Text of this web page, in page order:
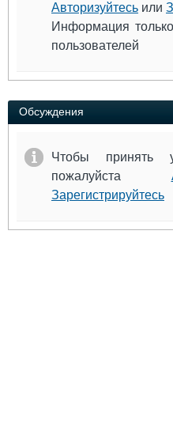
Авторизуйтесь или
Информация
пользователей
Обсуждения
Чтобы принять
пожалуйста
Зарегистрируйтесь